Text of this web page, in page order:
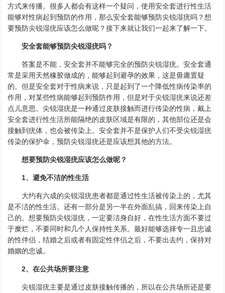
方式来传播。很多人都会有这样一个疑问，使用安全套进行性生活
能够对性病起到预防的作用，那么安全套能够预防尖锐湿疣吗？想
要预防尖锐湿疣应该怎么做呢？接下来就让我们一起来了解一下。
安全套能够预防尖锐湿疣吗？
答案是不能，安全套并不能够完全的预防尖锐湿疣。安全套通
常是采用天然橡胶做成的，能够起到避孕的效果，这是毋庸置疑
的。但是安全套对于性病来说，只是起到了一个降低性病传染率的
作用，对某些性病能够起到预防作用，但是对于尖锐湿疣来说还差
点儿意思。尖锐湿疣是一种通过皮肤接触而进行传染的性病，戴上
安全套进行性生活所能隔绝的皮肤区域是有限的，其他部位还是会
接触到疣体，也会被传染上。安全套并不是保护人们不受尖锐湿疣
传染的保护伞，预防尖锐湿疣还是应该想其他的方法。
想要预防尖锐湿疣应该怎么做呢？
1、避免不洁的性生活
大约有六成的尖锐湿疣患者都是通过性生活被传染上的，尤其
是不洁的性生活。还有一部分是另一半在外面乱搞，回来传染上自
己的。想要预防尖锐湿疣，一定要洁身自好，在性生活方面不要过
于糜烂，不要同时和几个人保持性关系。最好能够选择专一且忠诚
的性伴侣，结婚之后或者有固定性伴侣之后，不要出去约，保持对
婚姻的忠诚。
2、在公共场所要注意
尖锐湿疣主要是通过皮肤接触传播的，所以在公共场所还是要